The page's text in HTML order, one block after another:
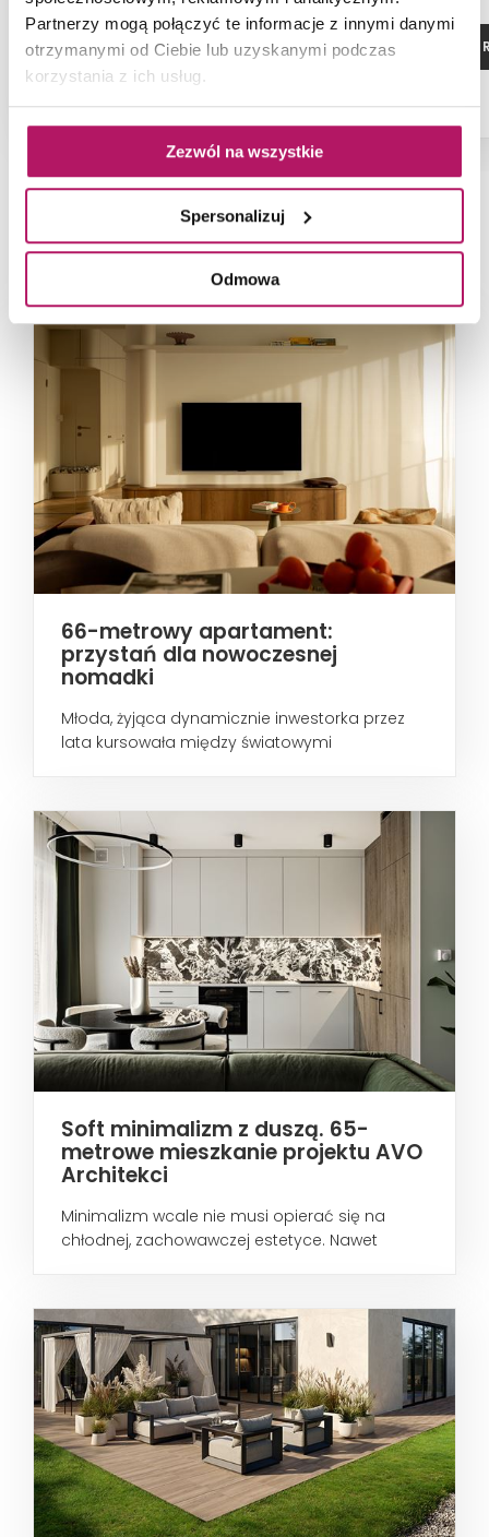
Partnerzy mogą połączyć te informacje z innymi danymi
otrzymanymi od Ciebie lub uzyskanymi podczas
korzystania z ich usług.
Zezwól na wszystkie
Spersonalizuj
Odmowa
ZOBACZ PRODUKT ZOBACZ
NAJNOWSZE ARTYKUŁY
66-metrowy apartament:
przystań dla nowoczesnej
nomadki
Młoda, żyjąca dynamicznie inwestorka przez
lata kursowała między światowymi
Soft minimalizm z duszą. 65-
metrowe mieszkanie projektu AVO
Architekci
Minimalizm wcale nie musi opierać się na
chłodnej, zachowawczej estetyce. Nawet